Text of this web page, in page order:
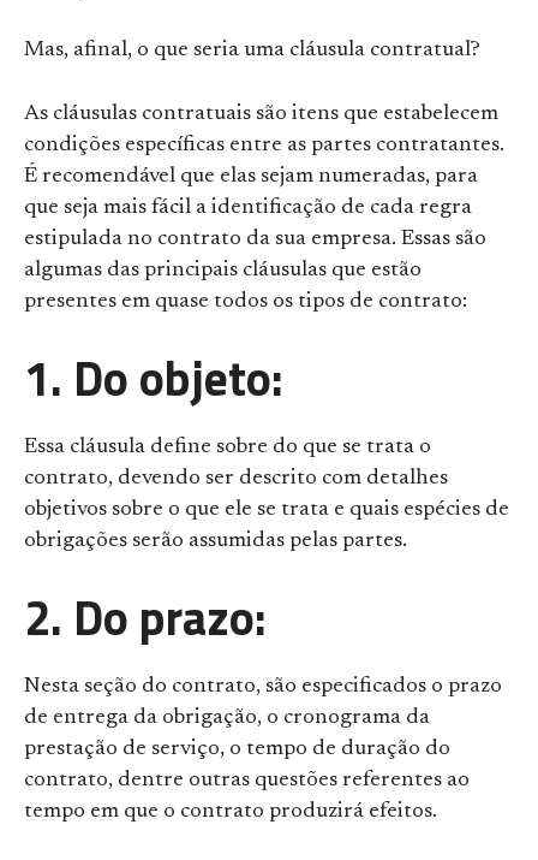
Mas, afinal, o que seria uma cláusula contratual?
As cláusulas contratuais são itens que estabelecem
condições específicas entre as partes contratantes.
É recomendável que elas sejam numeradas, para
que seja mais fácil a identificação de cada regra
estipulada no contrato da sua empresa. Essas são
algumas das principais cláusulas que estão
presentes em quase todos os tipos de contrato:
1. Do objeto:
Essa cláusula define sobre do que se trata o
contrato, devendo ser descrito com detalhes
objetivos sobre o que ele se trata e quais espécies de
obrigações serão assumidas pelas partes.
2. Do prazo:
Nesta seção do contrato, são especificados o prazo
de entrega da obrigação, o cronograma da
prestação de serviço, o tempo de duração do
contrato, dentre outras questões referentes ao
tempo em que o contrato produzirá efeitos.